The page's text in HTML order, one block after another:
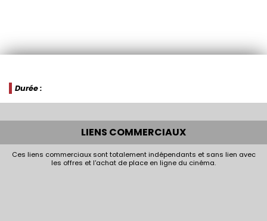
Durée :
LIENS COMMERCIAUX
Ces liens commerciaux sont totalement indépendants et sans lien avec
les offres et l'achat de place en ligne du cinéma.